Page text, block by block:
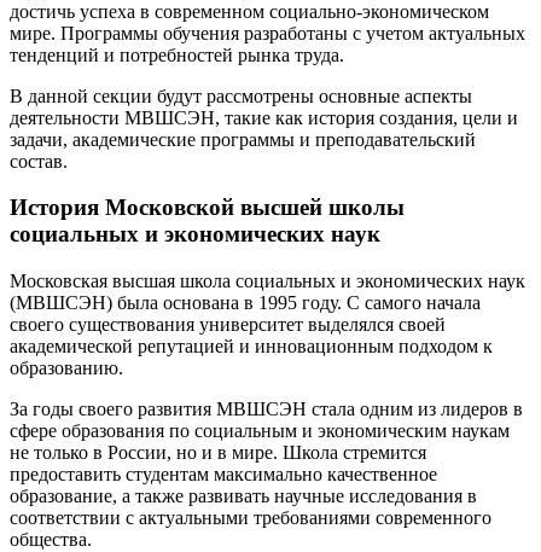
достичь успеха в современном социально-экономическом
мире. Программы обучения разработаны с учетом актуальных
тенденций и потребностей рынка труда.​
В данной секции будут рассмотрены основные аспекты
деятельности МВШСЭН, такие как история создания, цели и
задачи, академические программы и преподавательский
состав.​
История Московской высшей школы
социальных и экономических наук
Московская высшая школа социальных и экономических наук
(МВШСЭН) была основана в 1995 году.​ С самого начала
своего существования университет выделялся своей
академической репутацией и инновационным подходом к
образованию.
За годы своего развития МВШСЭН стала одним из лидеров в
сфере образования по социальным и экономическим наукам
не только в России, но и в мире.​ Школа стремится
предоставить студентам максимально качественное
образование, а также развивать научные исследования в
соответствии с актуальными требованиями современного
общества.